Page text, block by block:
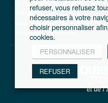
Le journal du Grand Paris –
Energie
Assises du Grand Paris (3/3) –
décarbonation s’intensifie
refuser, vous refusez
nécessaires à votre
choisir personnaliser
cookies.
PERSONNALISER
REFUSER